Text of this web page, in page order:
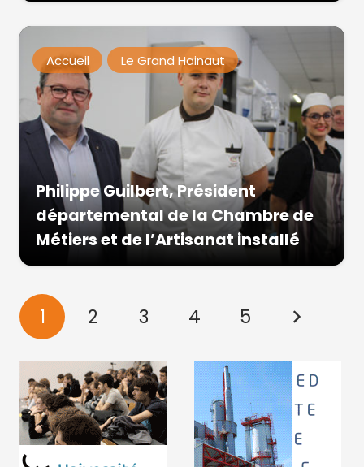
Accueil Le Grand Hainaut
Philippe Guilbert, Président
départemental de la Chambre de
Métiers et de l’Artisanat installé
1 2 3 4 5